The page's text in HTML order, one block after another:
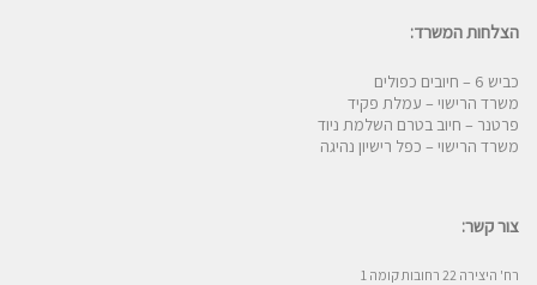
הצלחות המשרד:
כביש 6 – חיובים כפולים
משרד הרישוי – עמלת פקיד
פרטנר – חיוב בטרם השלמת ניוד
משרד הרישוי – כפל רישיון נהיגה
צור קשר:
רח' היצירה 22 רחובות קומה 1